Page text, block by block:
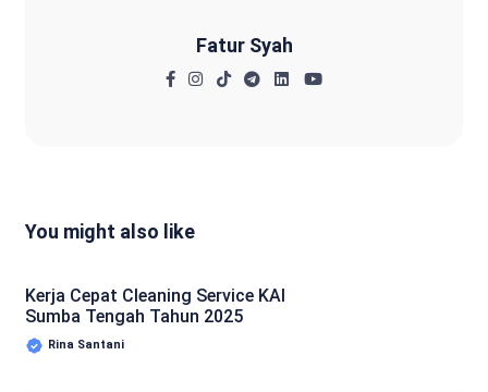
Fatur Syah
You might also like
Kerja Cepat Cleaning Service KAI
Sumba Tengah Tahun 2025
Rina Santani